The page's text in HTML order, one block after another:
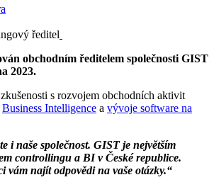
ředitel
obchodním ředitelem společnosti GIST
2023.
s rozvojem obchodních aktivit
Business Intelligence a vývoje software na
i naše společnost. GIST je největším
controllingu a BI v České republice.
vám najít odpovědi na vaše otázky.“